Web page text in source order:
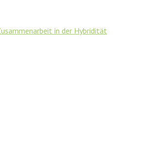
in der Hybridität